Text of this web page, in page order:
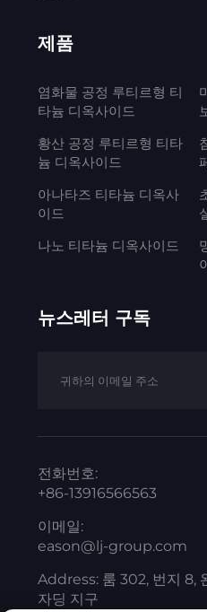
제품
염화물 공정 루티르형 티
타늄 디옥사이드
황산 공정 루티르형 티타
늄 디옥사이드
아나타즈 티타늄 디옥사
이드
나노 티타늄 디옥사이드
뉴스레터 구독
전화번호:
+86-13916566563
이메일:
eason@lj-group.com
Address: 룸 302, 번지 8,
자딩 지구